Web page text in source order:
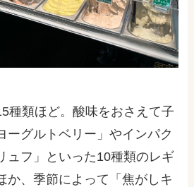
種類ほど。酸味をおさえて子
ーグルトベリー」やインパク
ュフ」といった10種類のレギ
か、季節によって「焦がしキ